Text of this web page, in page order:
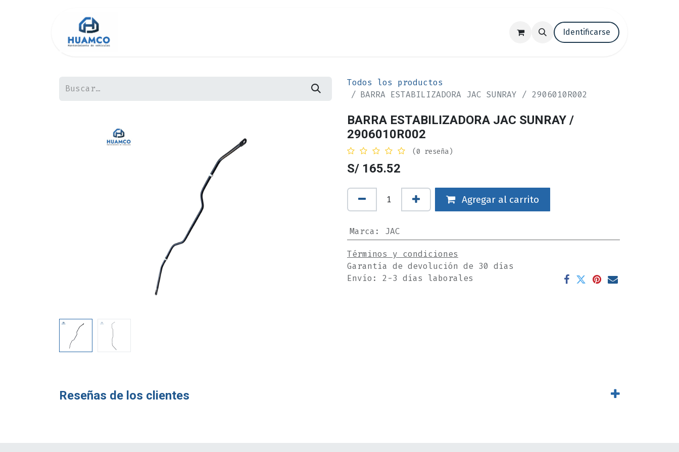
Trabaja con nosotros Blog
Identificarse
Todos los productos
BARRA ESTABILIZADORA JAC SUNRAY / 2906010R002
BARRA ESTABILIZADORA JAC SUNRAY /
2906010R002
(0 reseña)
S/ 165.52
Agregar al carrito
Marca : JAC
Términos y condiciones
Garantía de devolución de 30 días
Envío: 2-3 días laborales
Reseñas de los clientes